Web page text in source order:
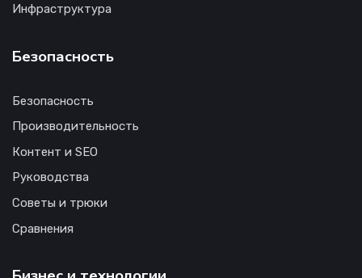
Инфраструктура
Безопасность
Безопасность
Производительность
Контент и SEO
Руководства
Советы и трюки
Сравнения